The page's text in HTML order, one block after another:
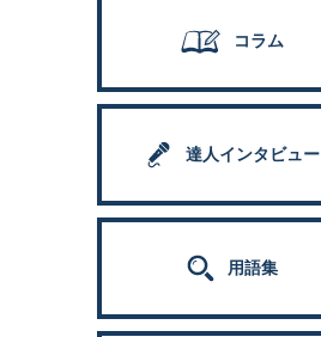
コラム
達人インタビュー
用語集